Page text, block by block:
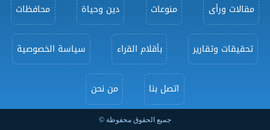
مقالات ورأى منوعات دين وحياة محافظات
تحقيقات وتقارير بأقلام القراء سياسة الخصوصية
اتصل بنا من نحن
جميع الحقوق محفوظة ©